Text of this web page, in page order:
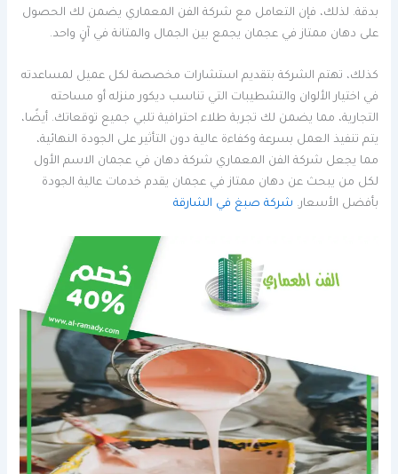
بدقة. لذلك، فإن التعامل مع شركة الفن المعماري يضمن لك الحصول
على دهان ممتاز في عجمان يجمع بين الجمال والمتانة في آنٍ واحد.
كذلك، تهتم الشركة بتقديم استشارات مخصصة لكل عميل لمساعدته
في اختيار الألوان والتشطيبات التي تناسب ديكور منزله أو مساحته
التجارية، مما يضمن لك تجربة طلاء احترافية تلبي جميع توقعاتك. أيضًا،
يتم تنفيذ العمل بسرعة وكفاءة عالية دون التأثير على الجودة النهائية،
مما يجعل شركة الفن المعماري شركة دهان في عجمان الاسم الأول
لكل من يبحث عن دهان ممتاز في عجمان يقدم خدمات عالية الجودة
بأفضل الأسعار. شركة صبغ في الشارقة